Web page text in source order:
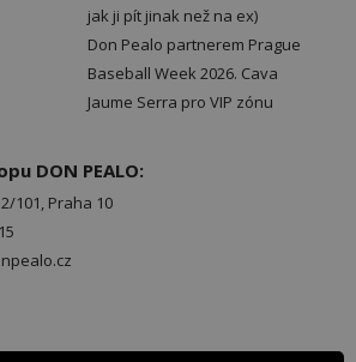
jak ji pít jinak než na ex)
Don Pealo partnerem Prague
Baseball Week 2026. Cava
Jaume Serra pro VIP zónu
DON PEALO:
101, Praha 10